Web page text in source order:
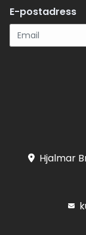
E-postadress
Hjalmar